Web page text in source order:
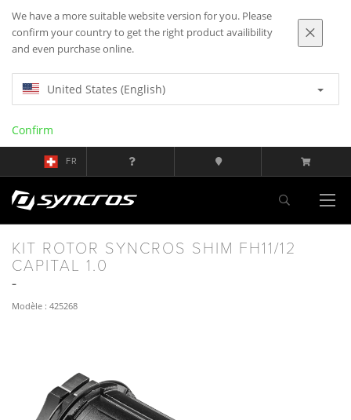
We have a more suitable website version for you. Please
confirm your country to get the right product availibility
and even purchase online.
United States (English)
Confirm
FR
KIT ROTOR SYNCROS SHIM FH11/12
CAPITAL 1.0
Modèle : 425268